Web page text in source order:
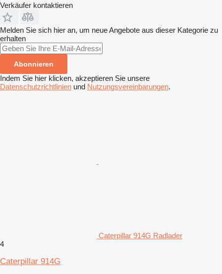
Verkäufer kontaktieren
Melden Sie sich hier an, um neue Angebote aus dieser Kategorie zu
erhalten
Abonnieren
Indem Sie hier klicken, akzeptieren Sie unsere
Datenschutzrichtlinien und Nutzungsvereinbarungen.
Caterpillar 914G Radlader
4
Caterpillar 914G